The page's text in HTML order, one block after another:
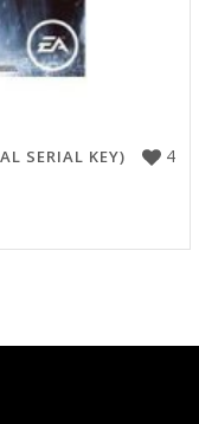
4
SERIAL KEY)